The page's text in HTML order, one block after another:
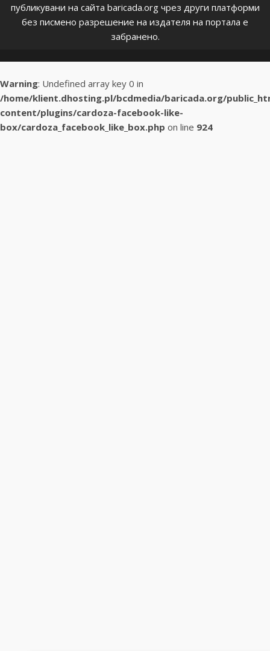
публикувани на сайта baricada.org чрез други платформи
без писмено разрешение на издателя на портала е
забранено.
Warning: Undefined array key 0 in
/home/klient.dhosting.pl/bcdmedia/baricada.org/
content/plugins/cardoza-facebook-like-
box/cardoza_facebook_like_box.php on line 924